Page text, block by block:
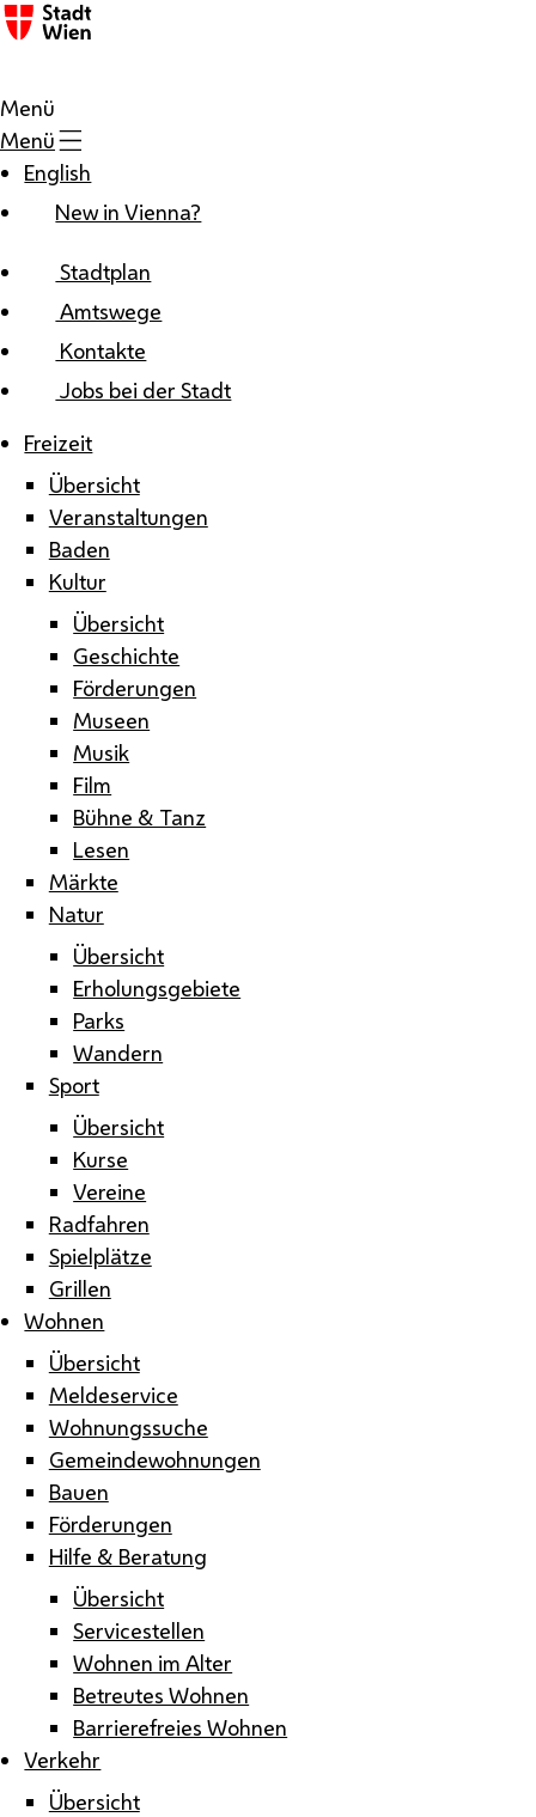
Zum Inhalt
Menü
Menü
English
New in Vienna?
Stadtplan
Amtswege
Kontakte
Jobs bei der Stadt
Freizeit
Übersicht
Veranstaltungen
Baden
Kultur
Übersicht
Geschichte
Förderungen
Museen
Musik
Film
Bühne & Tanz
Lesen
Märkte
Natur
Übersicht
Erholungsgebiete
Parks
Wandern
Sport
Übersicht
Kurse
Vereine
Radfahren
Spielplätze
Grillen
Wohnen
Übersicht
Meldeservice
Wohnungssuche
Gemeindewohnungen
Bauen
Förderungen
Hilfe & Beratung
Übersicht
Servicestellen
Wohnen im Alter
Betreutes Wohnen
Barrierefreies Wohnen
Verkehr
Übersicht